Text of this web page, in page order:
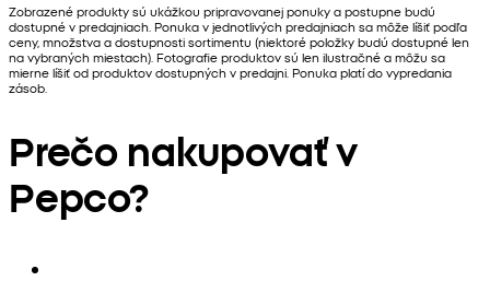
Zobrazené produkty sú ukážkou pripravovanej ponuky a postupne budú
dostupné v predajniach. Ponuka v jednotlivých predajniach sa môže líšiť podľa
ceny, množstva a dostupnosti sortimentu (niektoré položky budú dostupné len
na vybraných miestach). Fotografie produktov sú len ilustračné a môžu sa
mierne líšiť od produktov dostupných v predajni. Ponuka platí do vypredania
zásob.
Prečo nakupovať v
Pepco?